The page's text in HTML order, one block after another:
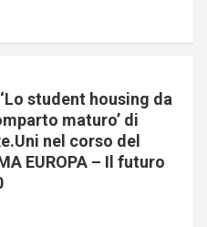
student housing da
maturo’ di
nel corso del
EUROPA – Il futuro